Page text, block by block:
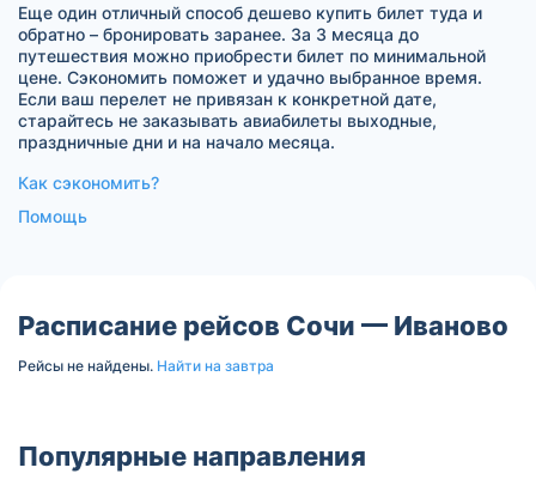
Еще один отличный способ дешево купить билет туда и
обратно – бронировать заранее. За 3 месяца до
путешествия можно приобрести билет по минимальной
цене. Сэкономить поможет и удачно выбранное время.
Если ваш перелет не привязан к конкретной дате,
старайтесь не заказывать авиабилеты выходные,
праздничные дни и на начало месяца.
Как сэкономить?
Помощь
Расписание рейсов Сочи — Иваново
Рейсы не найдены. Найти на завтра
Популярные направления